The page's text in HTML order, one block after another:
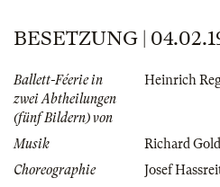
BESETZUNG |
Ballett-Féerie in
zwei Abtheilungen
(fünf Bildern) von
Heinrich
Musik
Richard
Choreographie
Josef